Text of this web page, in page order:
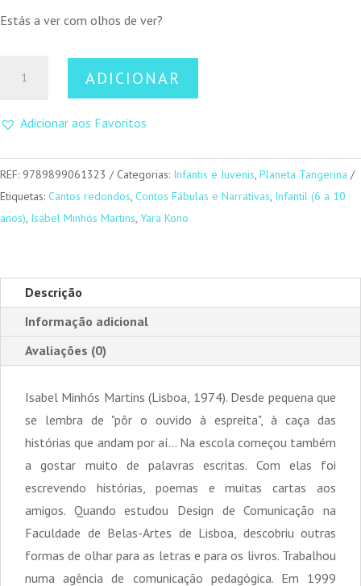
Estás a ver com olhos de ver?
abertos,
fechados
ADICIONAR
Adicionar aos Favoritos
REF: 9789899061323 Categorias: Infantis e Juvenis, Planeta Tangerina
Etiquetas: Cantos redondos, Contos Fábulas e Narrativas, Infantil (6 a 10
anos), Isabel Minhós Martins, Yara Kono
Descrição
Informação adicional
Avaliações (0)
Isabel Minhós Martins (Lisboa, 1974). Desde pequena que
se lembra de "pôr o ouvido à espreita", à caça das
histórias que andam por aí... Na escola começou também
a gostar muito de palavras escritas. Com elas foi
escrevendo histórias, poemas e muitas cartas aos
amigos. Quando estudou Design de Comunicação na
Faculdade de Belas-Artes de Lisboa, descobriu outras
formas de olhar para as letras e para os livros. Trabalhou
numa agência de comunicação pedagógica. Em 1999